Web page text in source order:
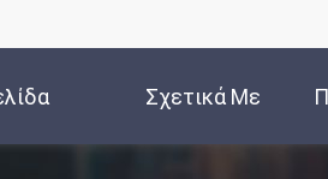
Σχετικά Με